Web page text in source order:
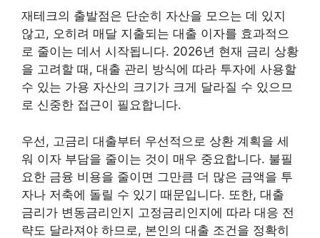
재테크의 출발점은 단순히 자산을 모으는 데 있지
않고, 오히려 매달 지출되는 대출 이자를 효과적으
로 줄이는 데서 시작됩니다. 2026년 현재 금리 상황
을 고려할 때, 대출 관리 방식에 따라 투자에 사용할
수 있는 가용 자산의 크기가 크게 달라질 수 있으므
로 신중한 접근이 필요합니다.
우선, 고금리 대출부터 우선적으로 상환 계획을 세
워 이자 부담을 줄이는 것이 매우 중요합니다. 불필
요한 금융 비용을 줄이면 그만큼 더 많은 금액을 투
자나 저축에 돌릴 수 있기 때문입니다. 또한, 대출
금리가 변동금리인지 고정금리인지에 따라 대응 전
략도 달라져야 하므로, 본인의 대출 조건을 정확히